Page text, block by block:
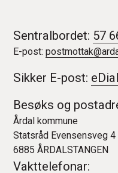
Sentralbordet: 57
E-post:
Sikker E-post:
Besøks og
Årdal kommune
Statsråd Evensensveg 4
6885 ÅRDALSTANGEN
Vakttelefonar: